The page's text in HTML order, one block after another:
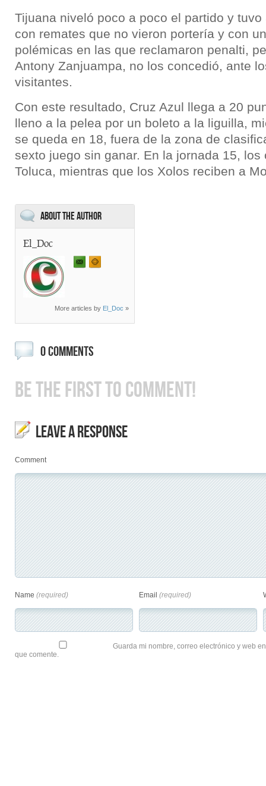
Tijuana niveló poco a poco el partido y
con remates que no vieron portería y con
polémicas en las que reclamaron penalti,
Antony Zanjuampa, no los concedió, ante
visitantes.
Con este resultado, Cruz Azul llega a 20
lleno a la pelea por un boleto a la liguilla,
se queda en 18, fuera de la zona de
sexto juego sin ganar. En la jornada 15,
Toluca, mientras que los Xolos reciben a
About the Author
El_Doc
More articles by El_Doc »
0 COMMENTS
BE THE FIRST TO COMMENT!
LEAVE A RESPONSE
Comment
Name (required) Email (required)
Guarda mi nombre, correo electrónico y web
que comente.